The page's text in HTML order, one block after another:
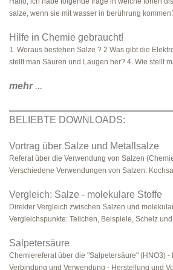
salze, wenn sie mit wasser in berührung
Hilfe in Chemie gebraucht!
1. Woraus bestehen Salze ? 2 Was gibt die
stellt man Säuren und Laugen her? 4. Wie stellt
mehr...
BELIEBTE DOWNLOADS:
Vortrag über Salze und Metallsalze
Referat über die Verwendung von Salzen
Verschiedene Verwendungen von Salzen:
Vergleich: Salze - molekulare Stoffe
Direkter Vergleich zwischen Salzen und
Vergleichspunkte: Teilchen, Beispiele, Schelz und
Salpetersäure
Chemiereferat über die "Salpetersäure" (HNO3) -
Verbindung und Verwendung - Herstellung und